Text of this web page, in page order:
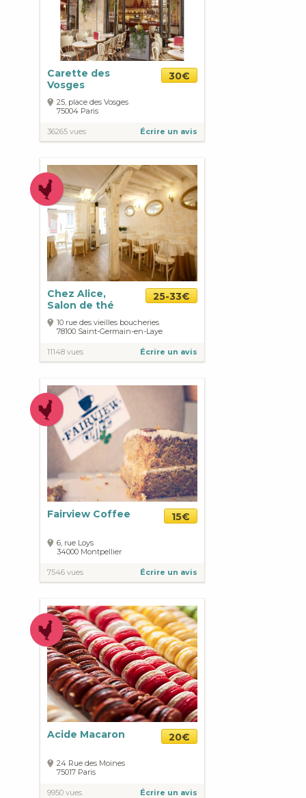
Carette des
Vosges
30€
25, place des Vosges
75004 Paris
36265 vues Écrire un avis
Chez Alice,
Salon de thé
25-33€
10 rue des vieilles boucheries
78100 Saint-Germain-en-Laye
11148 vues Écrire un avis
Fairview Coffee 15€
6, rue Loys
34000 Montpellier
7546 vues Écrire un avis
Acide Macaron 20€
24 Rue des Moines
75017 Paris
9950 vues Écrire un avis